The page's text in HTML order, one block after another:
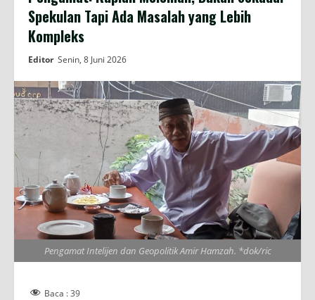
Spekulan Tapi Ada Masalah yang Lebih
Kompleks
Editor Senin, 8 Juni 2026
Pengamat Intelijen dan Geopolitik Amir Hamzah. *dok/ric
Baca :39